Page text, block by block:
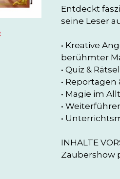
Entdeckt
seine Leser
• Kreative
berühmter
• Quiz &
•
• Magie im
•
•
INHALTE
Zaubershow